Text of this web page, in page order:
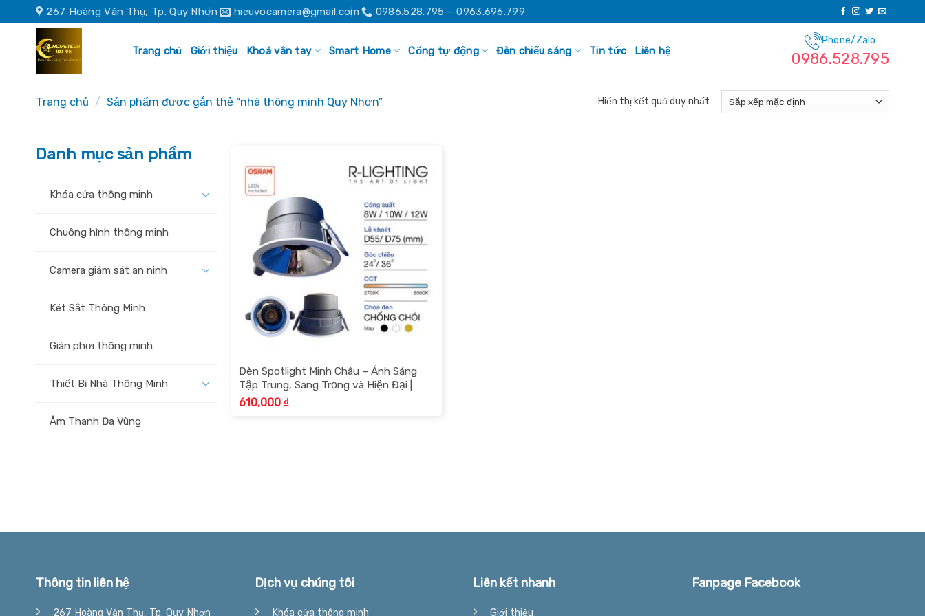
to
content
267 Hoàng Văn Thụ, Tp. Quy Nhơn hieuvocamera@gmail.com 0986.528.795 – 0963.696.799
Trang chủ Giới thiệu Khoá vân tay Smart Home Cổng tự động Đèn chiếu sáng Tin tức Liên hệ
Phone/Zalo
0986.528.795
Trang chủ / Sản phẩm được gắn thẻ “nhà thông minh Quy Nhơn” Hiển thị kết quả duy nhất
Danh mục sản phẩm
Khóa cửa thông minh
Chuông hình thông minh
Camera giám sát an ninh
Két Sắt Thông Minh
Giàn phơi thông minh
Thiết Bị Nhà Thông Minh
Âm Thanh Đa Vùng
Add to
Đèn Spotlight Minh Châu – Ánh Sáng
Tập Trung, Sang Trọng và Hiện Đại |
HomeTech IoT VN
610,000 ₫
Thông tin liên hệ
267 Hoàng Văn Thụ, Tp. Quy Nhơn
Dịch vụ chúng tôi
Khóa cửa thông minh
Liên kết nhanh
Giới thiệu
Fanpage Facebook